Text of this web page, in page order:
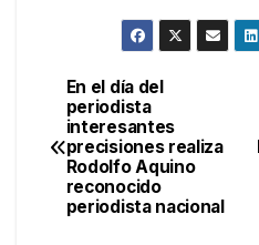
Navegación
de
entradas
En el día del
periodista
interesantes
precisiones realiza
Rodolfo Aquino
reconocido
periodista nacional